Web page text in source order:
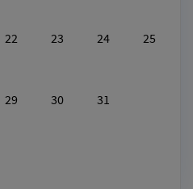
22 23 24 25
29 30 31